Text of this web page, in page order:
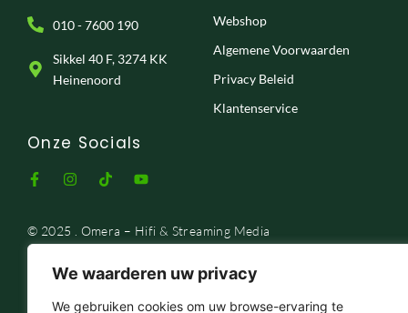
We waarderen uw privacy
We gebruiken cookies om uw browse-ervaring te
010 - 7600 190
Sikkel 40 F, 3274 KK
Heinenoord
Webshop
Algemene Voorwaarden
Privacy Beleid
Klantenservice
Onze Socials
F
a
b
o
I
n
a
g
r
a
T
i
o
k
Y
u
b
© 2025 . Omera – Hifi & Streaming Media